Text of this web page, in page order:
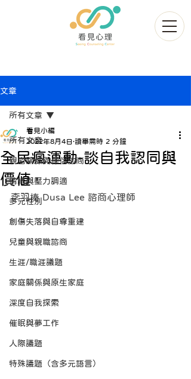
文章
所有文章
親密關係與伴侶諮商
情緒與壓力調適
多元性別
創傷失落與自尊重建
兒童與親職諮商
生涯/職涯議題
家庭關係與原生家庭
深度自我探索
催眠與夢工作
人際議題
特殊議題（含多元語言）
所有文章
全民瘋運動-談自我認同與
價值
看見小編
2022年8月4日 讀畢需時 2 分鐘
李羽榛 Dusa Lee 諮商心理師